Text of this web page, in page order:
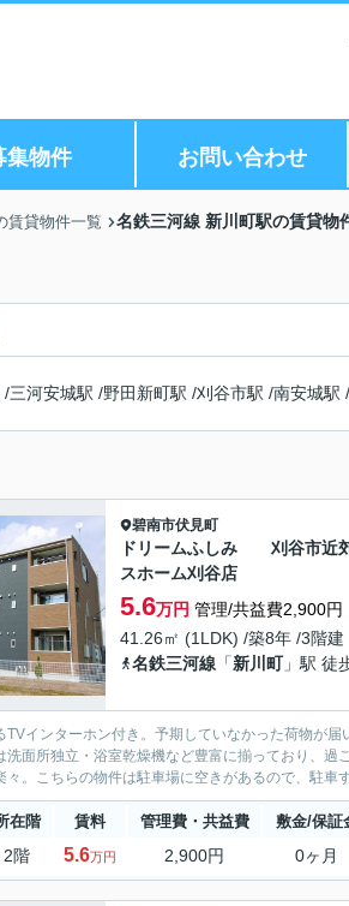
集物件 お問い合わせ
賃貸物件一覧 名鉄三河線 新川町駅の賃貸物
/三河安城駅 /野田新町駅 /刈谷市駅 /南安城駅 /
碧南市伏見町
ドリームふしみ 刈谷市近
スホーム刈谷店
5.6万円 管理/共益費2,900円
41.26㎡ (1LDK) /築8年 /3階建
名鉄三河線 「新川町」駅 徒
TVインターホン付き。予期していなかった荷物が
洗面所独立・浴室乾燥機など豊富に揃っており、
々。こちらの物件は駐車場に空きがあるので、駐
在階 賃料 管理費・共益費 敷金/保証
2階 5.6万円 2,900円 0ヶ月